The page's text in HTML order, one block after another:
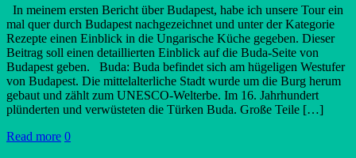
In meinem ersten Bericht über Budapest, habe ich unsere Tour ein
mal quer durch Budapest nachgezeichnet und unter der Kategorie
Rezepte einen Einblick in die Ungarische Küche gegeben. Dieser
Beitrag soll einen detaillierten Einblick auf die Buda-Seite von
Budapest geben. Buda: Buda befindet sich am hügeligen Westufer
von Budapest. Die mittelalterliche Stadt wurde um die Burg herum
gebaut und zählt zum UNESCO-Welterbe. Im 16. Jahrhundert
plünderten und verwüsteten die Türken Buda. Große Teile […]
Read more 0